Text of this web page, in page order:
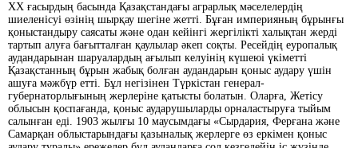
ХХ ғасырдың басында Қазақстандағы аграрлық мәселелердің
шиеленісуі өзінің шырқау шегіне жетті. Бұған империяның бұрынғы
қоныстандыру саясаты және одан кейінгі жергілікті халықтан жерді
тартып алуға бағытталған қаулылар әкеп соқты. Ресейдің еуропалық
аудандарынан шаруалардың ағылып келуінің күшеюі үкіметті
Қазақстанның бұрын жабық болған аудандарын қоныс аудару үшін
ашуға мәжбүр етті. Бұл негізінен Түркістан генерал-
губернаторлығының жерлеріне қатысты болатын. Оларға, Жетісу
облысын қоспағанда, қоныс аударушыларды орналастыруға тыйым
салынған еді. 1903 жылғы 10 маусымдағы «Сырдария, Ферғана және
Самарқан облыстарындағы қазыналық жерлерге өз еркімен қоныс